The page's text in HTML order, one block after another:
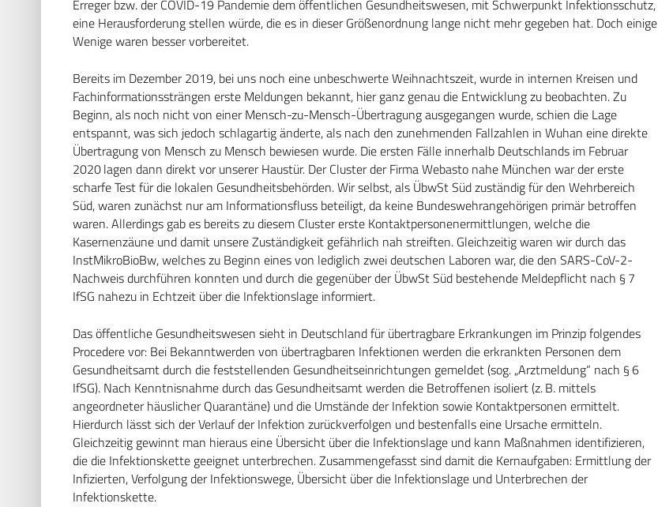
Erreger bzw. der COVID-19 Pandemie dem öffentlichen Gesundheitswesen, mit Schwerpunkt Infektionsschutz,
eine Herausforderung stellen würde, die es in dieser Größenordnung lange nicht mehr gegeben hat. Doch einige
Wenige waren besser vorbereitet.
Bereits im Dezember 2019, bei uns noch eine unbeschwerte Weihnachtszeit, wurde in internen Kreisen und
Fachinformationssträngen erste Meldungen bekannt, hier ganz genau die Entwicklung zu beobachten. Zu
Beginn, als noch nicht von einer Mensch-zu-Mensch-Übertragung ausgegangen wurde, schien die Lage
entspannt, was sich jedoch schlagartig änderte, als nach den zunehmenden Fallzahlen in Wuhan eine direkte
Übertragung von Mensch zu Mensch bewiesen wurde. Die ersten Fälle innerhalb Deutschlands im Februar
2020 lagen dann direkt vor unserer Haustür. Der Cluster der Firma Webasto nahe München war der erste
scharfe Test für die lokalen Gesundheitsbehörden. Wir selbst, als ÜbwSt Süd zuständig für den Wehrbereich
Süd, waren zunächst nur am Informationsfluss beteiligt, da keine Bundeswehrangehörigen primär betroffen
waren. Allerdings gab es bereits zu diesem Cluster erste Kontaktpersonenermittlungen, welche die
Kasernenzäune und damit unsere Zuständigkeit gefährlich nah streiften. Gleichzeitig waren wir durch das
InstMikroBioBw, welches zu Beginn eines von lediglich zwei deutschen Laboren war, die den SARS-CoV-2-
Nachweis durchführen konnten und durch die gegenüber der ÜbwSt Süd bestehende Meldepflicht nach § 7
IfSG nahezu in Echtzeit über die Infektionslage informiert.
Das öffentliche Gesundheitswesen sieht in Deutschland für übertragbare Erkrankungen im Prinzip folgendes
Procedere vor: Bei Bekanntwerden von übertragbaren Infektionen werden die erkrankten Personen dem
Gesundheitsamt durch die feststellenden Gesundheitseinrichtungen gemeldet (sog. „Arztmeldung“ nach § 6
IfSG). Nach Kenntnisnahme durch das Gesundheitsamt werden die Betroffenen isoliert (z. B. mittels
angeordneter häuslicher Quarantäne) und die Umstände der Infektion sowie Kontaktpersonen ermittelt.
Hierdurch lässt sich der Verlauf der Infektion zurückverfolgen und bestenfalls eine Ursache ermitteln.
Gleichzeitig gewinnt man hieraus eine Übersicht über die Infektionslage und kann Maßnahmen identifizieren,
die die Infektionskette geeignet unterbrechen. Zusammengefasst sind damit die Kernaufgaben: Ermittlung der
Infizierten, Verfolgung der Infektionswege, Übersicht über die Infektionslage und Unterbrechen der
Infektionskette.